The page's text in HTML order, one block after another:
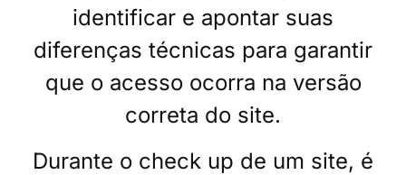
identificar e apontar suas
diferenças técnicas para garantir
que o acesso ocorra na versão
correta do site.
Durante o check up de um site, é